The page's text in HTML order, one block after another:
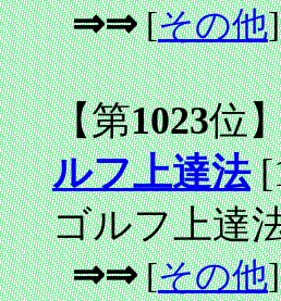
⇒⇒[その他]
【第1023位
ルフ上達法
ゴルフ上達
⇒⇒[その他]